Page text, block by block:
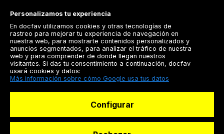
Registrarse
Docfav
Personalizamos tu experiencia
En docfav utilizamos cookies y otras tecnologías de
rastreo para mejorar tu experiencia de navegación en
nuestra web, para mostrarte contenidos personalizados y
anuncios segmentados, para analizar el tráfico de nuestra
web y para comprender de donde llegan nuestros
visitantes. Si das tu consentimiento a continuación, docfav
usará cookies y datos:
Más información sobre cómo Google usa tus datos
Configurar